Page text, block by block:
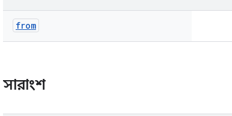
from
সারাংশ